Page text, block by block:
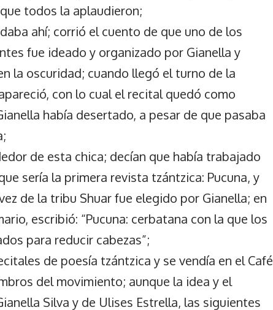
todos la aplaudieron;
ahí; corrió el cuento de que uno de los
fue ideado y organizado por Gianella y
la oscuridad; cuando llegó el turno de la
con lo cual el recital quedó como
había desertado, a pesar de que pasaba
de esta chica; decían que había trabajado
sería la primera revista tzántzica: Pucuna, y
de la tribu Shuar fue elegido por Gianella; en
escribió: “Pucuna: cerbatana con la que los
para reducir cabezas”;
de poesía tzántzica y se vendía en el Café
del movimiento; aunque la idea y el
Silva y de Ulises Estrella, las siguientes